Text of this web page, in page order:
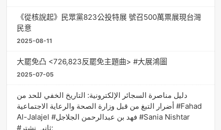
《從核說起》民眾黨823公投特展 號召500萬票展現台灣
民意
2025-08-11
大罷免凸 <726,823反罷免主題曲> #大展鴻圖
2025-07-05
دليل مناصرة السجائر الإلكترونية: التاريخ الخفي للحد من
أضرار التبغ من قبل وزارة الصحة والرعاية الاجتماعية #Fahad
Al-Jalajel #فهد بن عبدالرحمن الجلاجل #Sania Nishtar
#ثانیہ نشتر;